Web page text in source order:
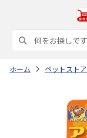
ホーム ペットストア